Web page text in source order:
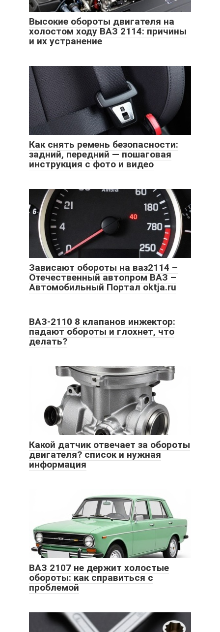
Высокие обороты двигателя на
холостом ходу ВАЗ 2114: причины
и их устранение
Как снять ремень безопасности:
задний, передний — пошаговая
инструкция с фото и видео
Зависают обороты на ваз2114 –
Отечественный автопром ВАЗ –
Автомобильный Портал oktja.ru
ВАЗ-2110 8 клапанов инжектор:
падают обороты и глохнет, что
делать?
Какой датчик отвечает за обороты
двигателя? список и нужная
информация
ВАЗ 2107 не держит холостые
обороты: как справиться с
проблемой